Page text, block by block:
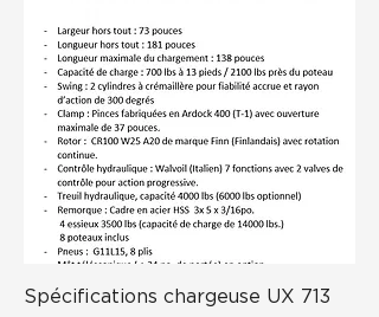
Spécifications chargeuse UX 713